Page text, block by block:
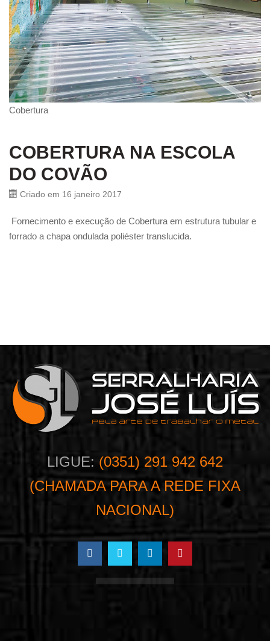
Cobertura
COBERTURA NA ESCOLA
DO COVÃO
Criado em 16 janeiro 2017
Fornecimento e execução de Cobertura em estrutura tubular e
forrado a chapa ondulada poliéster translucida.
LIGUE: (0351) 291 942 642
(CHAMADA PARA A REDE FIXA
NACIONAL)